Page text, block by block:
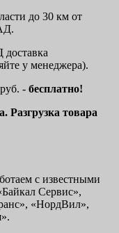
до 30 км от
у менеджера).
- бесплатно!
Разгрузка товара
с известными
Сервис»,
«НордВил»,